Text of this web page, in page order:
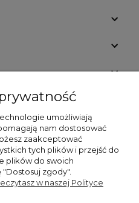
umożliwiają
nam dostosować
zaakceptować
tych plików i przejść do
plików do swoich
zgody".
w naszej Polityce